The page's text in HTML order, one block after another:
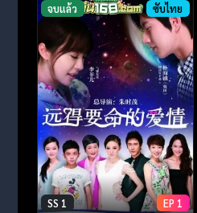
จบแล้ว ซับไทย
SS 1 EP 1